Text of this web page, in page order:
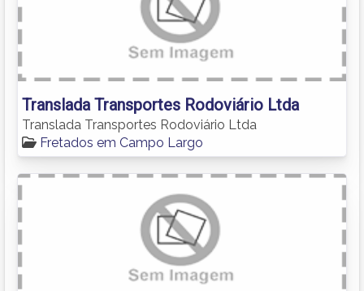
Translada Transportes Rodoviário Ltda
Translada Transportes Rodoviário Ltda
Fretados em Campo Largo